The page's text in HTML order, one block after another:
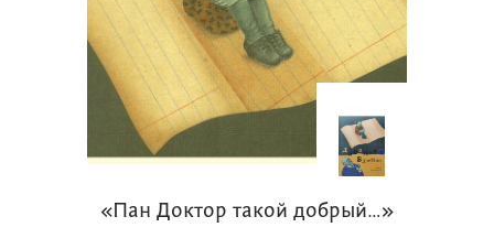
«Пан Доктор такой добрый…»